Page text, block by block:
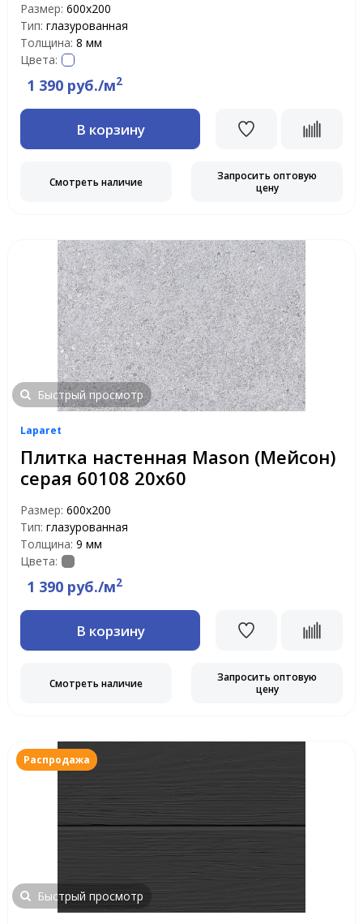
Размер: 600х200
Тип: глазурованная
Толщина: 8 мм
Цвета:
1 390 руб./м2
В корзину
Смотреть наличие
Запросить оптовую
цену
Быстрый просмотр
Laparet
Плитка настенная Mason (Мейсон)
серая 60108 20х60
Размер: 600х200
Тип: глазурованная
Толщина: 9 мм
Цвета:
1 390 руб./м2
В корзину
Смотреть наличие
Запросить оптовую
цену
Распродажа
Быстрый просмотр